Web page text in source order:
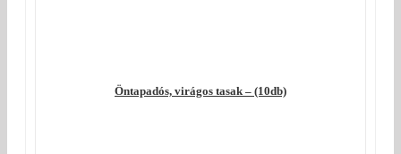
Öntapadós, virágos tasak – (10db)